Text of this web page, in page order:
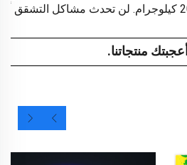
على ثلاثة بالغين يزنون 200 كيلوجرام. لن تحدث
منتجاتنا.